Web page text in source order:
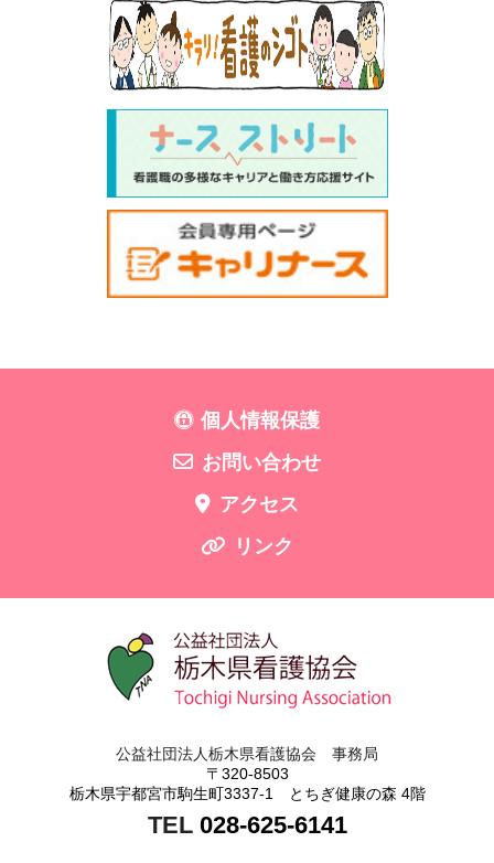
個人情報保護
お問い合わせ
アクセス
リンク
公益社団法人栃木県看護協会 事務局
〒320-8503
栃木県宇都宮市駒生町3337-1 とちぎ健康の森 4階
TEL 028-625-6141